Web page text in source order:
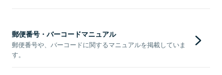
郵便番号・バーコードマニュアル
郵便番号や、バーコードに関するマニュアルを掲載していま
す。